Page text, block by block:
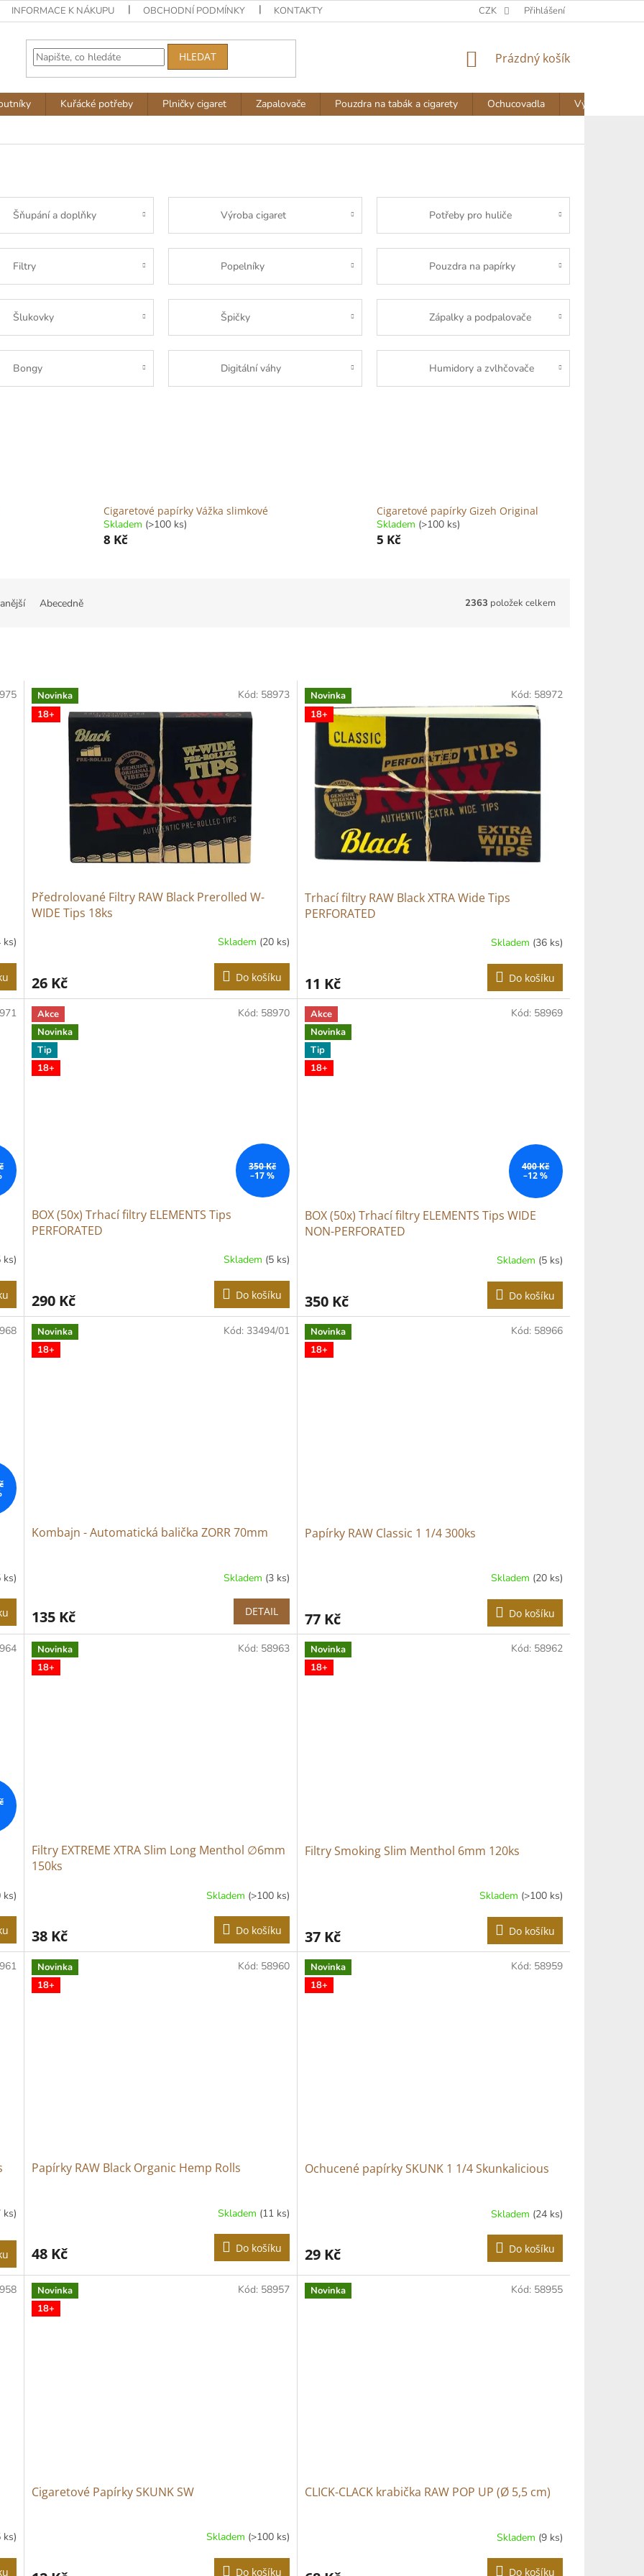
INFORMACE K NÁKUPU OBCHODNÍ PODMÍNKY KONTAKTY NAPIŠTE NÁM AKTUALITY
CZK Přihlášení
HLEDAT
NÁKUPNÍ
Prázdný košík
Kuřácké potřeby Plničky cigaret Zapalovače Pouzdra na tabák a cigarety Ochucovadla
Výprodej
Šňupání a doplňky Výroba cigaret Potřeby pro huliče
Filtry Popelníky Pouzdra na papírky
Šlukovky Špičky Zápalky a podpalovače
Bongy Digitální váhy Humidory a zvlhčovače
Cigaretové papírky Vážka slimkové
Skladem (>100 ks)
8 Kč
Cigaretové papírky Gizeh Original
Skladem (>100 ks)
5 Kč
Abecedně 2363 položek celkem
ks)
Novinka
18+
Předrolované Filtry RAW Black Prerolled W-
WIDE Tips 18ks
Skladem (20 ks)
26 Kč Do košíku
Kód: 58973
Novinka
18+
Trhací filtry RAW Black XTRA Wide Tips
PERFORATED
Skladem (36 ks)
11 Kč Do košíku
Kód: 58972
ks)
Akce
Novinka
Tip
18+
350 Kč
–17 %
BOX (50x) Trhací filtry ELEMENTS Tips
PERFORATED
Skladem (5 ks)
290 Kč Do košíku
Kód: 58970
Akce
Novinka
Tip
18+
400 Kč
–12 %
BOX (50x) Trhací filtry ELEMENTS Tips WIDE
NON-PERFORATED
Skladem (5 ks)
350 Kč Do košíku
Kód: 58969
ks)
Novinka
18+
Kombajn - Automatická balička ZORR 70mm
Skladem (3 ks)
135 Kč DETAIL
Kód: 33494/01
Novinka
18+
Papírky RAW Classic 1 1/4 300ks
Skladem (20 ks)
77 Kč Do košíku
Kód: 58966
ks)
Novinka
18+
Filtry EXTREME XTRA Slim Long Menthol ∅6mm
150ks
Skladem (>100 ks)
38 Kč Do košíku
Kód: 58963
Novinka
18+
Filtry Smoking Slim Menthol 6mm 120ks
Skladem (>100 ks)
37 Kč Do košíku
Kód: 58962
ks)
Novinka
18+
Papírky RAW Black Organic Hemp Rolls
Skladem (11 ks)
48 Kč Do košíku
Kód: 58960
Novinka
18+
Ochucené papírky SKUNK 1 1/4 Skunkalicious
Skladem (24 ks)
29 Kč Do košíku
Kód: 58959
ks)
Novinka
18+
Cigaretové Papírky SKUNK SW
Skladem (>100 ks)
Do košíku
Kód: 58957 Novinka
CLICK-CLACK krabička RAW POP UP (Ø 5,5 cm)
Skladem (9 ks)
Do košíku
Kód: 58955